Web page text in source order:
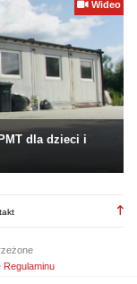
Wideo
dla dzieci i
Regulaminu